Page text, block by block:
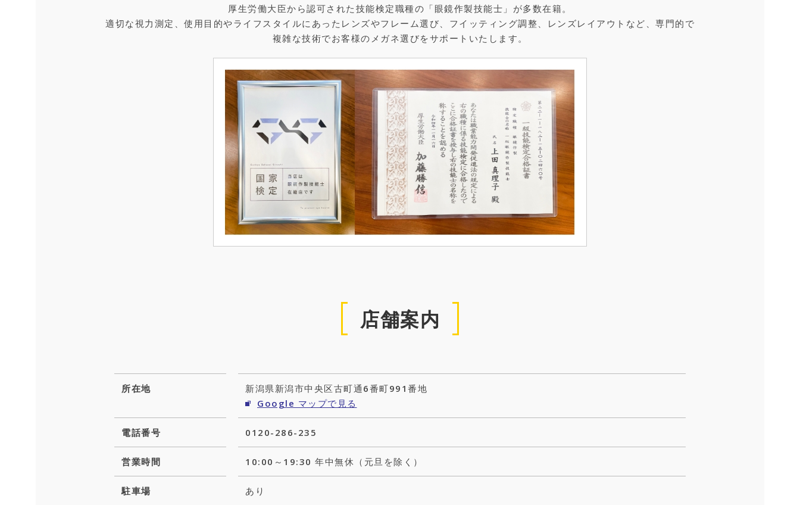
厚生労働大臣から認可された技能検定職種の「眼鏡作製技能士」が多数在籍。
適切な視力測定、使用目的やライフスタイルにあったレンズやフレーム選び、フイッティング調整、レンズレイアウトなど、専門的で
複雑な技術でお客様のメガネ選びをサポートいたします。
店舗案内
所在地
新潟県新潟市中央区古町通6番町991番地
Google マップで見る
電話番号 0120-286-235
営業時間 10:00～19:30 年中無休（元旦を除く）
駐車場
あり